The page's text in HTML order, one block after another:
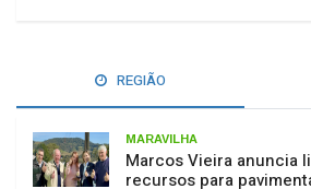
REGIÃO
MARAVILHA
Marcos Vieira anuncia
recursos para